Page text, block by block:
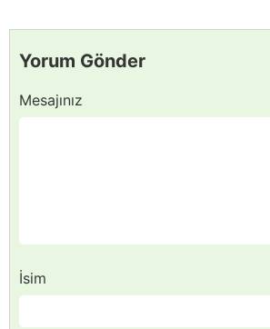
Yorum Gönder
Mesajınız
İsim